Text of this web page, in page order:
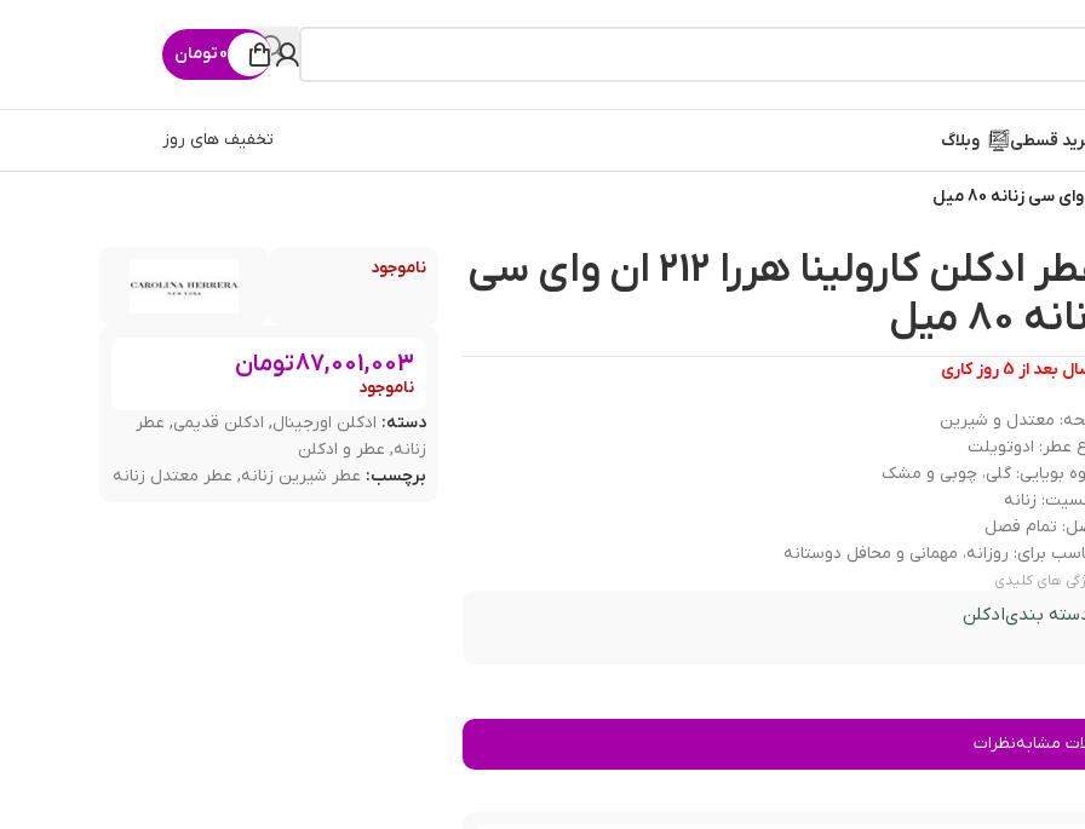
0تومان
قسطی وبلاگ تخفیف های روز
ناموجود
87,001,003تومان
ناموجود
دسته: ادکلن اورجینال, ادکلن قدیمی, عطر
زنانه, عطر و ادکلن
برچسب: عطر شیرین زنانه, عطر معتدل زنانه
عطر ادکلن کارولینا هررا 212 ان وای سی
80 میل
بعد از 5 روز کاری
معتدل و شیرین
عطر: ادوتویلت
بویایی: گلی، چوبی و مشک
زنانه
تمام فصل
برای: روزانه، مهمانی و محافل دوستانه
های کلیدی
بندیادکلن
مشابهنظرات